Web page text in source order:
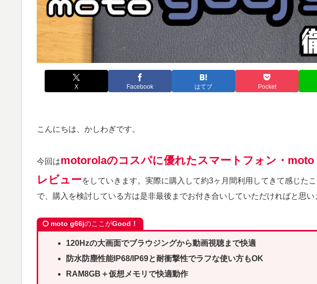
X Facebook はてブ Pocket
こんにちは、かしわぎです。
今回はmotorolaのコスパに優れたスマートフォン・moto
レビューをしていきます。実際に購入して約3ヶ月間利用してきて感じた
で、購入を検討している方は是非最後までお付き合いしていただければと思い
moto g66jのここがGood！
120Hzの大画面でブラウジングから動画視聴まで快適
防水防塵性能IP68/IP69と耐衝撃性でラフな使い方もOK
RAM8GB＋仮想メモリで快適動作